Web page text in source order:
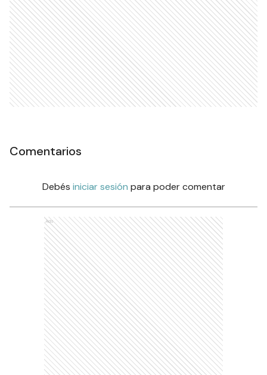
Comentarios
Debés iniciar sesión para poder comentar
Ads